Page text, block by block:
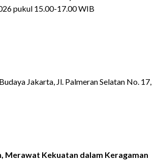
pukul 15.00-17.00 WIB
Jakarta, Jl. Palmeran Selatan No. 17,
Merawat Kekuatan dalam Keragaman